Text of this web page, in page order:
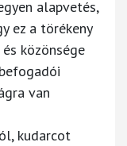
alapvetés,
ez a törékeny
közönsége
van
kudarcot